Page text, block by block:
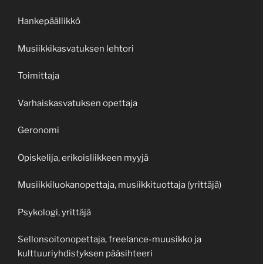
Hankepäällikkö
Musiikkikasvatuksen lehtori
Toimittaja
Varhaiskasvatuksen opettaja
Geronomi
Opiskelija, erikoisliikkeen myyjä
Musiikkiluokanopettaja, musiikkituottaja (yrittäjä)
Psykologi, yrittäjä
Sellonsoitonopettaja, freelance-muusikko ja
kulttuuriyhdistyksen pääsihteeri